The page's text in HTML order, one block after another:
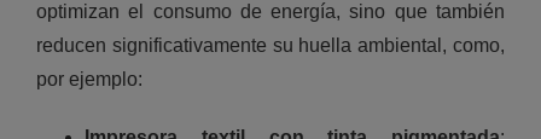
optimizan el consumo de energía, sino que también
reducen significativamente su huella ambiental, como,
por ejemplo: